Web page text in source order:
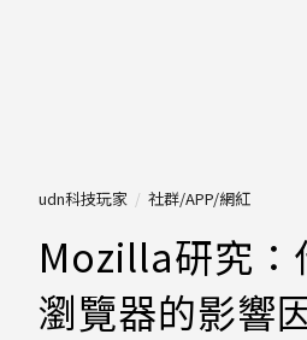
udn科技玩家 社群/APP/網紅
Mozilla研究：
瀏覽器的影響